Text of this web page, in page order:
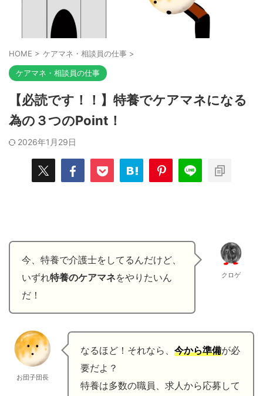
HOME > ケアマネ・相談員の仕事 >
ケアマネ・相談員の仕事
【必読です！！】特養でケアマネになる
為の３つのPoint！
2026年1月29日
今、特養で介護士をしてるんだけど、
いずれ特養のケアマネをやりたいん
だ！
クロゲ
お団子団長
なるほど！それなら、 今から準備が必
要だよ？
特養は多数の職員、求人から応募して